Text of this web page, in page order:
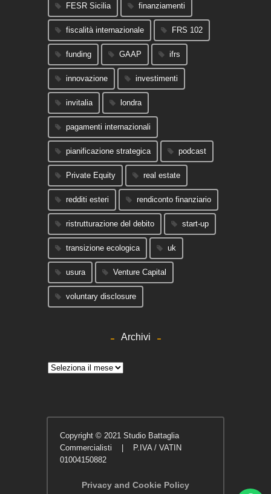
FESR Sicilia finanziamenti
fiscalità internazionale FRS 102
funding GAAP ifrs
innovazione investimenti
invitalia londra
pagamenti internazionali
pianificazione strategica podcast
Private Equity real estate
redditi esteri rendiconto finanziario
ristrutturazione del debito start-up
transizione ecologica uk
usura Venture Capital
voluntary disclosure
Archivi
Archivi
Copyright © 2021 Studio Battaglia
Commercialisti | P.IVA / VATIN
01004150882
Privacy and Cookie Policy